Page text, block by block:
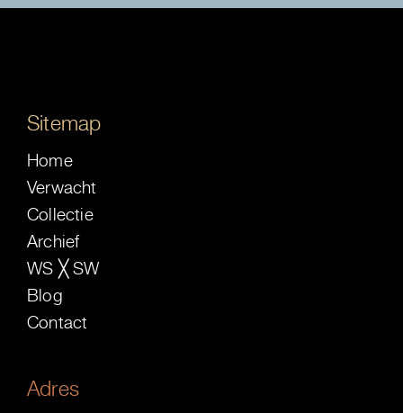
Sitemap
Home
Verwacht
Collectie
Archief
WS ╳ SW
Blog
Contact
Adres